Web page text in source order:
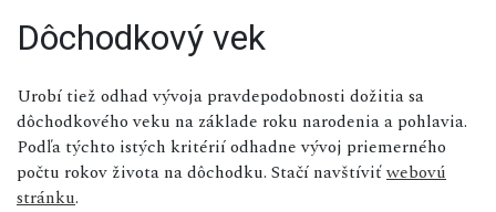
Dôchodkový vek
Urobí tiež odhad vývoja pravdepodobnosti dožitia sa
dôchodkového veku na základe roku narodenia a pohlavia.
Podľa týchto istých kritérií odhadne vývoj priemerného
počtu rokov života na dôchodku. Stačí navštíviťwebovú
stránku.